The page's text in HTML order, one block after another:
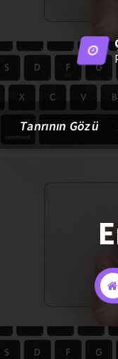
Tanrının Gözü